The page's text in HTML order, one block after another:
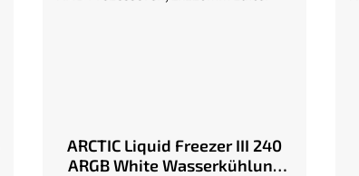
ARCTIC Liquid Freezer III 240
ARGB White Wasserkühlung